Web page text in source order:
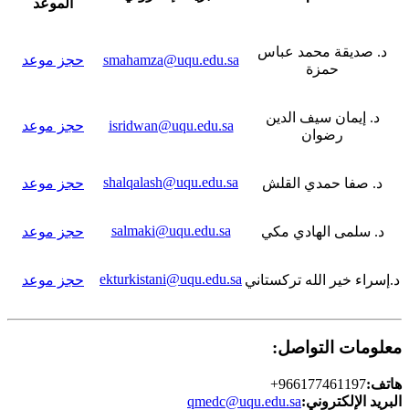
الموعد
د. صديقة محمد عباس
حمزة
smahamza@uqu.edu.sa حجز موعد
د. إيمان سيف الدين
رضوان
isridwan@uqu.edu.sa حجز موعد
د. صفا حمدي القلش shalqalash@uqu.edu.sa حجز موعد
د. سلمى الهادي مكي salmaki@uqu.edu.sa حجز موعد
د.إسراء خير الله تركستاني ekturkistani@uqu.edu.sa حجز موعد
معلومات التواصل:
هاتف:966177461197+
البريد الإلكتروني:qmedc@uqu.edu.sa